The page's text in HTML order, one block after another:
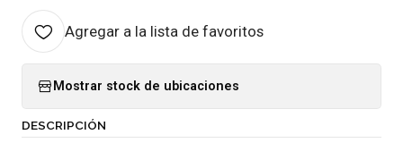
Agregar a la lista de favoritos
Mostrar stock de ubicaciones
DESCRIPCIÓN